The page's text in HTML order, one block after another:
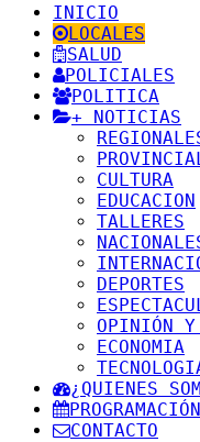
INICIO
LOCALES
SALUD
POLICIALES
POLITICA
+ NOTICIAS
CULTURA
EDUCACION
TALLERES
DEPORTES
OPINIÓN
ECONOMIA
¿QUIENES
PROGRAMACIÓN
CONTACTO